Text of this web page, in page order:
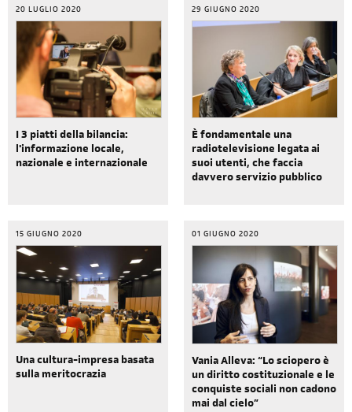
20 LUGLIO 2020
I 3 piatti della bilancia:
l'informazione locale,
nazionale e internazionale
29 GIUGNO 2020
È fondamentale una
radiotelevisione legata ai
suoi utenti, che faccia
davvero servizio pubblico
15 GIUGNO 2020
Una cultura-impresa basata
sulla meritocrazia
01 GIUGNO 2020
Vania Alleva: “Lo sciopero è
un diritto costituzionale e le
conquiste sociali non cadono
mai dal cielo”